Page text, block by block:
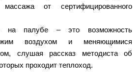
от сертифицированного
на палубе – это возможность
воздухом и меняющимися
слушая рассказ методиста об
проходит теплоход.